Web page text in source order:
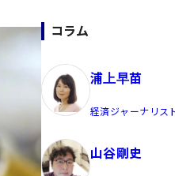
コラム
浦上早苗
経済ジャーナリス
山谷剛史